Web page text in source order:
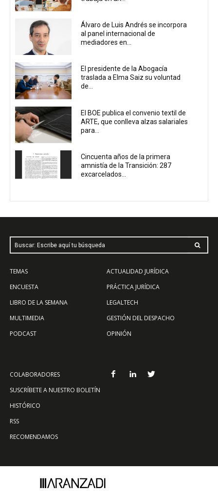
Álvaro de Luis Andrés se incorpora
al panel internacional de
mediadores en...
El presidente de la Abogacía
traslada a Elma Saiz su voluntad
de...
El BOE publica el convenio textil de
ARTE, que conlleva alzas salariales
para...
Cincuenta años de la primera
amnistía de la Transición: 287
excarcelados...
Buscar: Escribe aquí tu búsqueda
TEMAS
ENCUESTA
LIBRO DE LA SEMANA
MULTIMEDIA
PODCAST
ACTUALIDAD JURÍDICA
PRÁCTICA JURÍDICA
LEGALTECH
GESTIÓN DEL DESPACHO
OPINIÓN
COLABORADORES
SUSCRÍBETE A NUESTRO BOLETÍN
HISTÓRICO
RSS
RECOMENDAMOS